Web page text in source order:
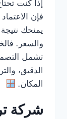
إذا كنت
فإن
يمنحك
والسعر.
تشمل
الدقيق،
المكان.
شركة